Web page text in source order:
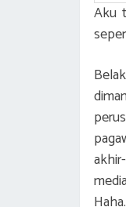
Aku